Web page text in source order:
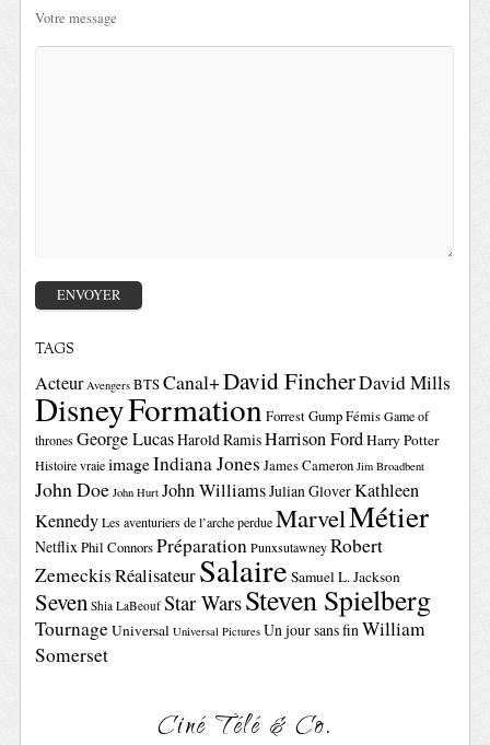
Votre message
TAGS
Acteur Avengers BTSCanal+David FincherDavid Mills
DisneyFormationForrest GumpFémis Game of
thrones George LucasHarold RamisHarrison FordHarry Potter
Histoire vraie imageIndiana Jones James Cameron Jim Broadbent
John Doe John Hurt John WilliamsJulian GloverKathleen
Kennedy Les aventuriers de l’arche perdue MarvelMétier
NetflixPhil ConnorsPréparation Punxsutawney Robert
ZemeckisRéalisateurSalaire Samuel L. Jackson
Seven Shia LaBeouf Star WarsSteven Spielberg
TournageUniversal Universal Pictures Un jour sans finWilliam
Somerset
Ciné Télé & Co.